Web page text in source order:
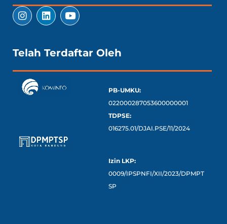
Telah Terdaftar Oleh
PB-UMKU:
022000287053600000001
TDPSE:
016275.01/DJAI.PSE/11/2024
Izin LKP:
0009/IPSPNFI/XII/2023/DPMPT
SP